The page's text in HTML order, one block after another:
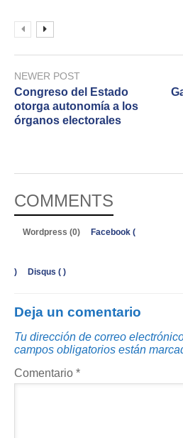
NEWER POST
Congreso del Estado
otorga autonomía a los
órganos electorales
COMMENTS
Wordpress (0) Facebook (
) Disqus ( )
Deja un comentario
Tu dirección de correo
campos obligatorios están
Comentario *